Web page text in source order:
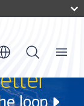
Menu